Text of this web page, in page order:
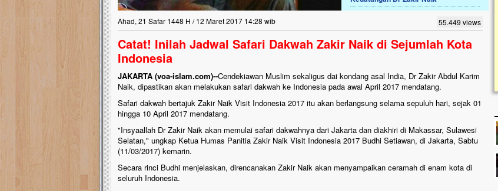
Ahad, 21 Safar 1448 H / 12 Maret 2017 14:28 wib 55.449 views
Catat! Inilah Jadwal Safari Dakwah Zakir Naik di Sejumlah Kota
Indonesia
JAKARTA (voa-islam.com)--Cendekiawan Muslim sekaligus dai kondang asal India, Dr Zakir Abdul Karim
Naik, dipastikan akan melakukan safari dakwah ke Indonesia pada awal April 2017 mendatang.
Safari dakwah bertajuk Zakir Naik Visit Indonesia 2017 itu akan berlangsung selama sepuluh hari, sejak 01
hingga 10 April 2017 mendatang.
"Insyaallah Dr Zakir Naik akan memulai safari dakwahnya dari Jakarta dan diakhiri di Makassar, Sulawesi
Selatan," ungkap Ketua Humas Panitia Zakir Naik Visit Indonesia 2017 Budhi Setiawan, di Jakarta, Sabtu
(11/03/2017) kemarin.
Secara rinci Budhi menjelaskan, direncanakan Zakir Naik akan menyampaikan ceramah di enam kota di
seluruh Indonesia.
Pelosok ini Mengenaskan. Ayo Bantu.!!
Nasib masjid di Kampung Cilumbu ini sungguh
mengenaskan. Lima tahun mangkrak, kini nyaris
berlumut, dan menghitam terpapar panas dan